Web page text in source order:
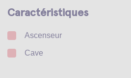
Caractéristiques
Ascenseur
Cave